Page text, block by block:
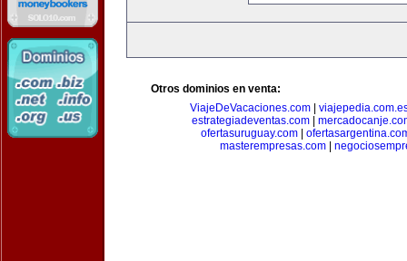
Otros dominios en venta:
ViajeDeVacaciones.com
estrategiadeventas.com|
ofertasuruguay.com|
masterempresas.com|